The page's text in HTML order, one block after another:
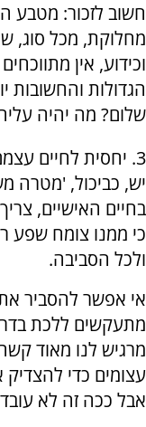
חשוב לזכור: מטבע
מחלוקת, מכל סוג,
וכידוע, אין
הגדולות והחשובות
שלום? מה יהיה
3. יחסית לחיים
יש, כביכול, 'מטרה
בחיים האישיים,
כי ממנו צומח שפע
ולכל הסביבה.
אי אפשר להסביר את
מתעקשים ללכת
מרגיש לנו מאוד
עצומים כדי
אבל ככה זה לא עובד: